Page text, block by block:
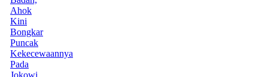
Ahok
Kini
Bongkar
Puncak
Kekecewaannya
Pada
Jokowi